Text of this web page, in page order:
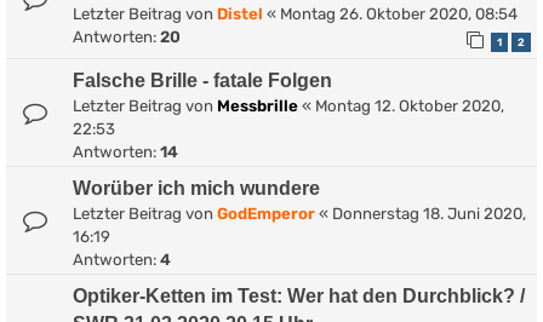
Letzter Beitrag von Distel « Montag 26. Oktober 2020, 08:54
Antworten: 20 1 2
Falsche Brille - fatale Folgen
Letzter Beitrag von Messbrille « Montag 12. Oktober 2020,
22:53
Antworten: 14
Worüber ich mich wundere
Letzter Beitrag von GodEmperor « Donnerstag 18. Juni 2020,
16:19
Antworten: 4
Optiker-Ketten im Test: Wer hat den Durchblick? /